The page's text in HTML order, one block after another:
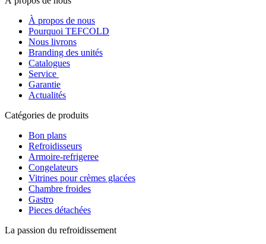
À propos de nous
Pourquoi TEFCOLD
Nous livrons
Branding des unités
Catalogues
Service
Garantie
Actualités
Catégories de produits
Bon plans
Refroidisseurs
Armoire-refrigeree
Congelateurs
Vitrines pour crèmes glacées
Chambre froides
Gastro
Pieces détachées
La passion du refroidissement